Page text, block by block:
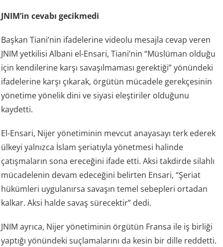
JNIM’in cevabı gecikmedi
Başkan Tiani’nin ifadelerine videolu mesajla cevap veren
JNIM yetkilisi Albani el-Ensari, Tiani’nin “Müslüman olduğu
için kendilerine karşı savaşılmaması gerektiği” yönündeki
ifadelerine karşı çıkarak, örgütün mücadele gerekçesinin
yönetime yönelik dini ve siyasi eleştiriler olduğunu
kaydetti.
El-Ensari, Nijer yönetiminin mevcut anayasayı terk ederek
ülkeyi yalnızca İslam şeriatıyla yönetmesi halinde
çatışmaların sona ereceğini ifade etti. Aksi takdirde silahlı
mücadelenin devam edeceğini belirten Ensari, “Şeriat
hükümleri uygulanırsa savaşın temel sebepleri ortadan
kalkar. Aksi halde savaş sürecektir” dedi.
JNIM ayrıca, Nijer yönetiminin örgütün Fransa ile iş birliği
yaptığı yönündeki suçlamalarını da kesin bir dille reddetti.